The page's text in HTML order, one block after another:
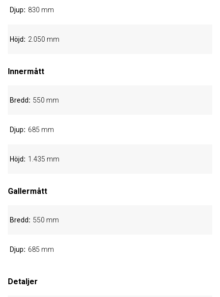
Djup 830 mm
Höjd 2.050 mm
Innermått
Bredd 550 mm
Djup 685 mm
Höjd 1.435 mm
Gallermått
Bredd 550 mm
Djup 685 mm
Detaljer